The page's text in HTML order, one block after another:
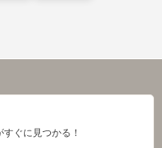
ぐに見つかる！